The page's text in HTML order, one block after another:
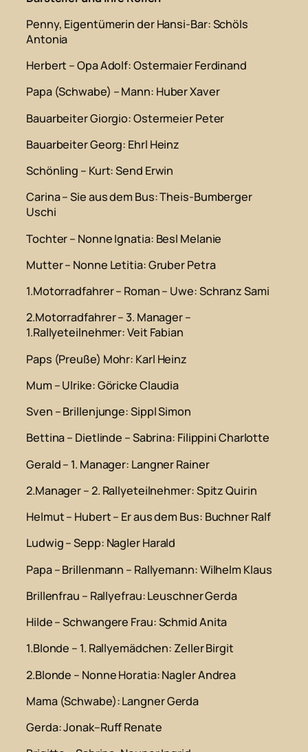
Penny, Eigentümerin der Hansi-Bar: Schöls
Antonia
Herbert – Opa Adolf: Ostermaier Ferdinand
Papa (Schwabe) – Mann: Huber Xaver
Bauarbeiter Giorgio: Ostermeier Peter
Bauarbeiter Georg: Ehrl Heinz
Schönling – Kurt: Send Erwin
Carina – Sie aus dem Bus: Theis-Bumberger
Uschi
Tochter – Nonne Ignatia: Besl Melanie
Mutter – Nonne Letitia: Gruber Petra
1.Motorradfahrer – Roman – Uwe: Schranz Sami
2.Motorradfahrer – 3. Manager –
1.Rallyeteilnehmer: Veit Fabian
Paps (Preuße) Mohr: Karl Heinz
Mum – Ulrike: Göricke Claudia
Sven – Brillenjunge: Sippl Simon
Bettina – Dietlinde – Sabrina: Filippini Charlotte
Gerald – 1. Manager: Langner Rainer
2.Manager – 2. Rallyeteilnehmer: Spitz Quirin
Helmut – Hubert – Er aus dem Bus: Buchner Ralf
Ludwig – Sepp: Nagler Harald
Papa – Brillenmann – Rallyemann: Wilhelm Klaus
Brillenfrau – Rallyefrau: Leuschner Gerda
Hilde – Schwangere Frau: Schmid Anita
1.Blonde – 1. Rallyemädchen: Zeller Birgit
2.Blonde – Nonne Horatia: Nagler Andrea
Mama (Schwabe): Langner Gerda
Gerda: Jonak–Ruff Renate